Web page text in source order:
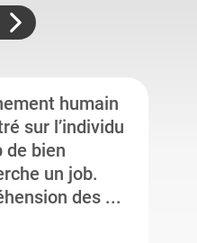
humain
sur l’individu
de bien
un job.
des ...